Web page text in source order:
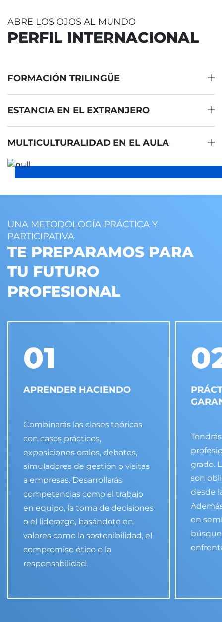
ABRE LOS OJOS AL MUNDO
PERFIL INTERNACIONAL
FORMACIÓN TRILINGÜE
ESTANCIA EN EL EXTRANJERO
MULTICULTURALIDAD EN EL AULA
UNA METODOLOGÍA PRÁCTICA Y
PARTICIPATIVA
TE PREPARAMOS PARA
TU FUTURO
PROFESIONAL
01
APRENDER HACIENDO
Combinarás las clases teóricas
con casos prácticos,
exposiciones orales, debates,
simuladores de gestión o visitas
a empresas. Desarrollarás
competencias como el trabajo
en equipo, la toma de decisiones
o el liderazgo, basándote en
valores como la sostenibilidad, el
compromiso ético o la
responsabilidad.
grado.
son
desde
en